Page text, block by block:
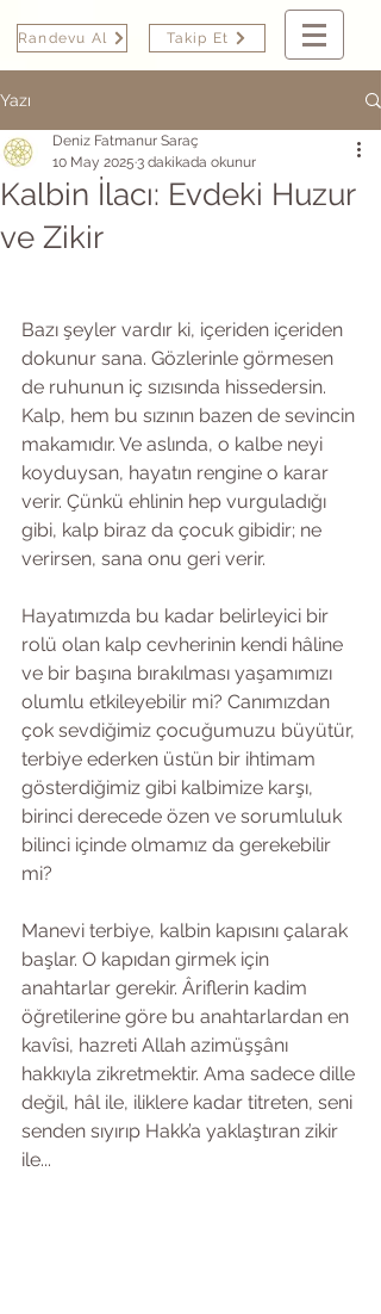
Randevu Al Takip Et
Yazı
Kalbin İlacı: Evdeki Huzur
ve Zikir
Deniz Fatmanur Saraç
10 May 2025 3 dakikada okunur
Bazı şeyler vardır ki, içeriden içeriden
dokunur sana. Gözlerinle görmesen
de ruhunun iç sızısında hissedersin.
Kalp, hem bu sızının bazen de sevincin
makamıdır. Ve aslında, o kalbe neyi
koyduysan, hayatın rengine o karar
verir. Çünkü ehlinin hep vurguladığı
gibi, kalp biraz da çocuk gibidir; ne
verirsen, sana onu geri verir.
Hayatımızda bu kadar belirleyici bir
rolü olan kalp cevherinin kendi hâline
ve bir başına bırakılması yaşamımızı
olumlu etkileyebilir mi? Canımızdan
çok sevdiğimiz çocuğumuzu büyütür,
terbiye ederken üstün bir ihtimam
gösterdiğimiz gibi kalbimize karşı,
birinci derecede özen ve sorumluluk
bilinci içinde olmamız da gerekebilir
mi?
Manevi terbiye, kalbin kapısını çalarak
başlar. O kapıdan girmek için
anahtarlar gerekir. Âriflerin kadim
öğretilerine göre bu anahtarlardan en
kavîsi, hazreti Allah azimüşşânı
hakkıyla zikretmektir. Ama sadece dille
değil, hâl ile, iliklere kadar titreten, seni
senden sıyırıp Hakk’a yaklaştıran zikir
ile...